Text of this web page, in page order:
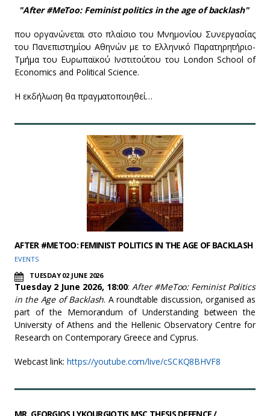
"After #MeToo: Feminist politics in the age of backlash"
που οργανώνεται στο πλαίσιο του Μνημονίου Συνεργασίας
του Πανεπιστημίου Αθηνών με το Ελληνικό Παρατηρητήριο-
Τμήμα του Ευρωπαϊκού Ινστιτούτου του London School of
Economics and Political Science.
Η εκδήλωση θα πραγματοποιηθεί…
AFTER #METOO: FEMINIST POLITICS IN THE AGE OF BACKLASH
EVENTS
TUESDAY 02 JUNE 2026
Tuesday 2 June 2026, 18:00:After #MeToo: Feminist Politics
in the Age of Backlash. A roundtable discussion, organised as
part of the Memorandum of Understanding between the
University of Athens and the Hellenic Observatory Centre for
Research on Contemporary Greece and Cyprus.
Webcast link: https://youtube.com/live/cSCKQ8BHVF8